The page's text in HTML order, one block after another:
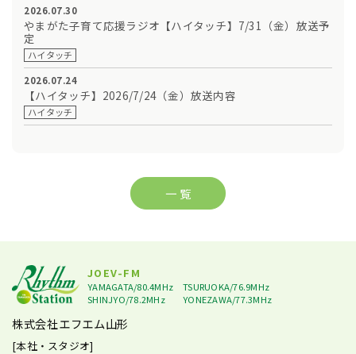
2026.07.30
やまがた子育て応援ラジオ【ハイタッチ】7/31（金）放送予
定
ハイタッチ
2026.07.24
【ハイタッチ】2026/7/24（金）放送内容
ハイタッチ
一 覧
JOEV-FM
YAMAGATA/80.4MHz
TSURUOKA/76.9MHz
SHINJYO/78.2MHz
YONEZAWA/77.3MHz
株式会社エフエム山形
[本社・スタジオ]